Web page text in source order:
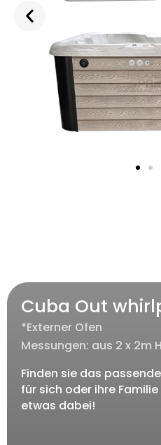
Cuba Out
*Externer Ofen
Messungen: aus 2 x 2m H
Finden sie das
für sich oder ihre
etwas dabei!